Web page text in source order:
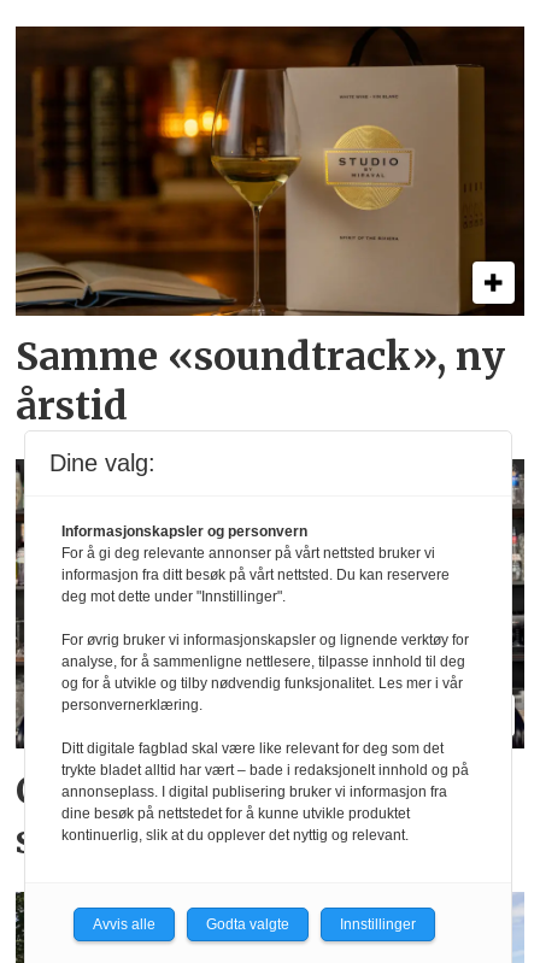
Samme «soundtrack», ny
årstid
Creative Bars valgte Mack
som leverandør
Dine valg:
Informasjonskapsler og personvern
For å gi deg relevante annonser på vårt nettsted bruker vi
informasjon fra ditt besøk på vårt nettsted. Du kan reservere
deg mot dette under "Innstillinger".
For øvrig bruker vi informasjonskapsler og lignende verktøy for
analyse, for å sammenligne nettlesere, tilpasse innhold til deg
og for å utvikle og tilby nødvendig funksjonalitet. Les mer i vår
personvernerklæring.
Ditt digitale fagblad skal være like relevant for deg som det
trykte bladet alltid har vært – bade i redaksjonelt innhold og på
annonseplass. I digital publisering bruker vi informasjon fra
dine besøk på nettstedet for å kunne utvikle produktet
kontinuerlig, slik at du opplever det nyttig og relevant.
Avvis alle Godta valgte Innstillinger